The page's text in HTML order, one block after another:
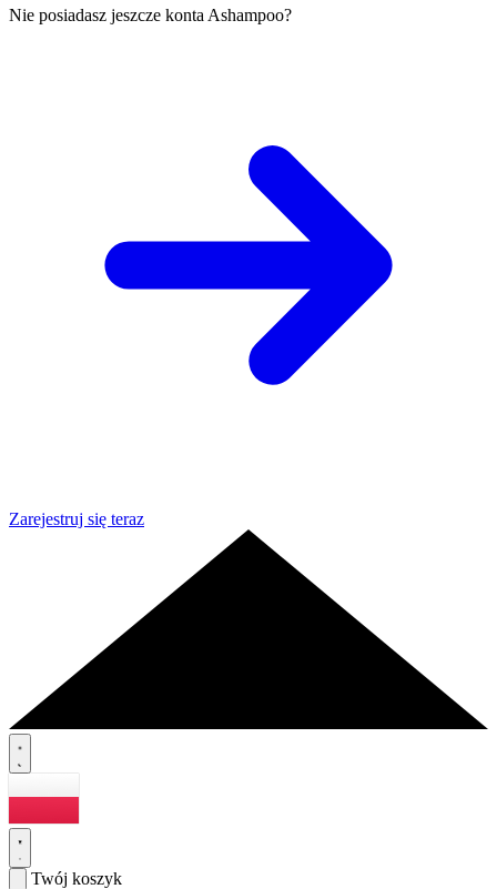
Nie posiadasz jeszcze konta Ashampoo?
Zarejestruj się teraz
Twój koszyk